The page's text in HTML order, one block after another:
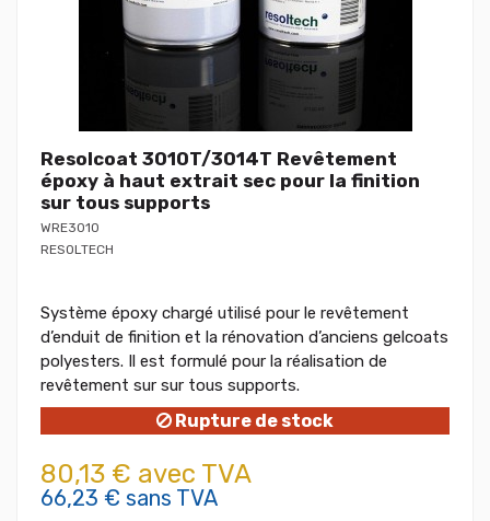
Resolcoat 3010T/3014T Revêtement
époxy à haut extrait sec pour la finition
sur tous supports
WRE3010
RESOLTECH
Système époxy chargé utilisé pour le revêtement
d’enduit de finition et la rénovation d’anciens gelcoats
polyesters. Il est formulé pour la réalisation de
revêtement sur sur tous supports.
Rupture de stock
80,13 € avec TVA
66,23 € sans TVA